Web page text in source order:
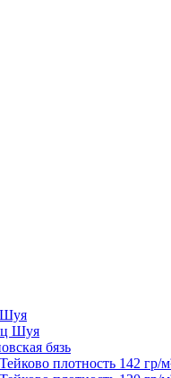
Шуя
Шуя
бязь
плотность 142 гр/